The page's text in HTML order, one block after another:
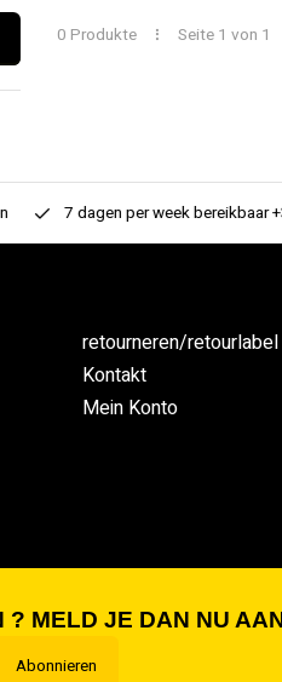
0 Produkte Seite 1 von 1
7 dagen per week bereikbaar
retourneren/retourlabel
Kontakt
Mein Konto
? MELD JE DAN NU
Abonnieren